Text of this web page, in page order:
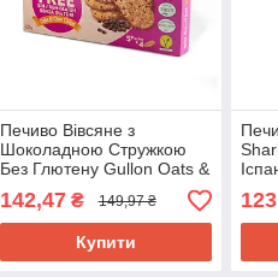
Печиво Вівсяне з
Шоколадною Стружкою
Без Глютену Gullon Oats &
Choc Chips Gluten Free
220 г Іспанія
142,47₴ 149,97 ₴
Купити